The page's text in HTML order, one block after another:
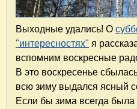
Выходные удались! О
"интересностях" я
вспомним воскресные
В это воскресенье
всю зиму выдался ясный
Если бы зима всегда